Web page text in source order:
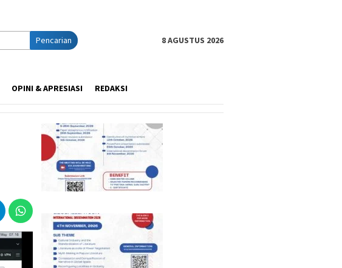
Pencarian
8 AGUSTUS 2026
OPINI & APRESIASI REDAKSI